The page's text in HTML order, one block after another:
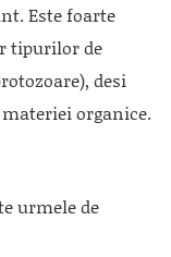
Este foarte
tipurilor de
desi
organice.
urmele de